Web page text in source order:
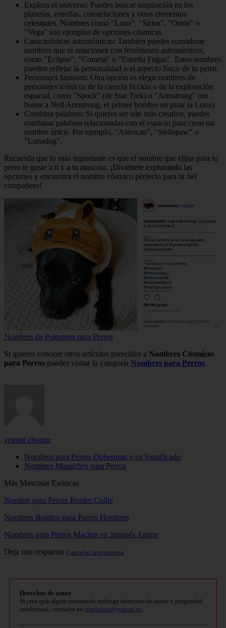
Explora el universo: Puedes buscar inspiración en los
planetas, estrellas, constelaciones y otros elementos
celestiales. Nombres como "Luna", "Sirius", "Orion" o
"Vega" son ejemplos de opciones cósmicas.
Características astronómicas: También puedes considerar
nombres que se relacionen con fenómenos astronómicos,
como "Eclipse", "Cometa" o "Estrella Fugaz". Estos nombres
pueden reflejar la personalidad o el aspecto físico de tu perro.
Personajes famosos: Otra opción es elegir nombres de
personajes icónicos de la ciencia ficción o de la exploración
espacial, como "Spock" (de Star Trek) o "Armstrong" (en
honor a Neil Armstrong, el primer hombre en pisar la Luna).
Combina palabras: Si quieres ser aún más creativo, puedes
combinar palabras relacionadas con el espacio para crear un
nombre único. Por ejemplo, "Astrocan", "Stellapaw" o
"Lunadog".
Recuerda que lo más importante es que el nombre que elijas para tu
perro le guste a ti y a tu mascota. ¡Diviértete explorando las
opciones y encuentra el nombre cósmico perfecto para tu fiel
compañero!
Nombres de Pokemon para Perros
Si quieres conocer otros artículos parecidos a Nombres Cósmicos
para Perros puedes visitar la categoría Nombres para Perros.
veimar choque
Nombres para Perros Doberman y su Significado
Nombres Mapuches para Perros
Más Mascotas Exóticas
Nombre para Perras Border Collie
Nombres Bonitos para Perros Hombres
Nombres para Perros Machos en Japonés Anime
Deja una respuesta Cancelar la respuesta
Derechos de autor
Si cree que algún contenido infringe derechos de autor o propiedad
intelectual, contacte en bitelchux@yahoo.es